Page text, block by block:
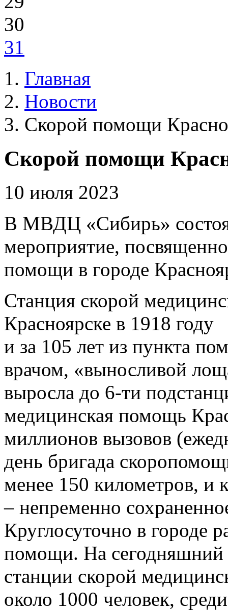
30
31
Главная
Новости
Скорой помощи
Скорой помощи
10 июля 2023
В МВДЦ «Сибирь»
мероприятие,
помощи в городе
Станция скорой
Красноярске в 1918 году
и за 105 лет из пункта
врачом, «выносливой
выросла до 6-ти
медицинская помощь
миллионов вызовов
день бригада
менее 150 километров, и
– непременно
Круглосуточно в городе
помощи. На сегодняшний
станции скорой
около 1000 человек,